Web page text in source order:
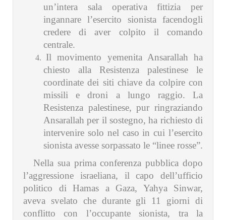
un’intera sala operativa fittizia per
ingannare l’esercito sionista facendogli
credere di aver colpito il comando
centrale.
Il movimento yemenita Ansarallah ha
chiesto alla Resistenza palestinese le
coordinate dei siti chiave da colpire con
missili e droni a lungo raggio. La
Resistenza palestinese, pur ringraziando
Ansarallah per il sostegno, ha richiesto di
intervenire solo nel caso in cui l’esercito
sionista avesse sorpassato le “linee rosse”.
Nella sua prima conferenza pubblica dopo
l’aggressione israeliana, il capo dell’ufficio
politico di Hamas a Gaza, Yahya Sinwar,
aveva svelato che durante gli 11 giorni di
conflitto con l’occupante sionista, tra la